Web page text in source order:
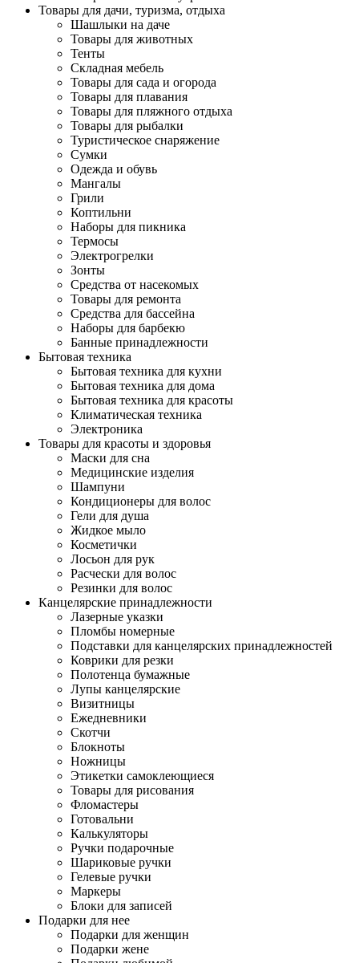
Товары для дачи, туризма, отдыха
Шашлыки на даче
Товары для животных
Тенты
Складная мебель
Товары для сада и огорода
Товары для плавания
Товары для пляжного отдыха
Товары для рыбалки
Туристическое снаряжение
Сумки
Одежда и обувь
Мангалы
Грили
Коптильни
Наборы для пикника
Термосы
Электрогрелки
Зонты
Средства от насекомых
Товары для ремонта
Средства для бассейна
Наборы для барбекю
Банные принадлежности
Бытовая техника
Бытовая техника для кухни
Бытовая техника для дома
Бытовая техника для красоты
Климатическая техника
Электроника
Товары для красоты и здоровья
Маски для сна
Медицинские изделия
Шампуни
Кондиционеры для волос
Гели для душа
Жидкое мыло
Косметички
Лосьон для рук
Расчески для волос
Резинки для волос
Канцелярские принадлежности
Лазерные указки
Пломбы номерные
Подставки для канцелярских принадлежностей
Коврики для резки
Полотенца бумажные
Лупы канцелярские
Визитницы
Ежедневники
Скотчи
Блокноты
Ножницы
Этикетки самоклеющиеся
Товары для рисования
Фломастеры
Готовальни
Калькуляторы
Ручки подарочные
Шариковые ручки
Гелевые ручки
Маркеры
Блоки для записей
Подарки для нее
Подарки для женщин
Подарки жене